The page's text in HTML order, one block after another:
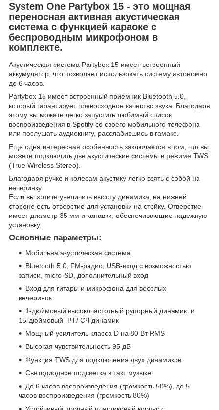
System One Partybox 15 - это мощная
переносная активная акустическая
система с функцией караоке с
беспроводным микрофоном в
комплекте.
Акустическая система Partybox 15 имеет встроенный
аккумулятор, что позволяет использовать систему автономно
до 6 часов.
Partybox 15 имеет встроенный приемник Bluetooth 5.0,
который гарантирует превосходное качество звука. Благодаря
этому вы можете легко запустить любимый список
воспроизведения в Spotify со своего мобильного телефона
или послушать аудиокнигу, расслабившись в гамаке.
Еще одна интересная особенность заключается в том, что вы
можете подключить две акустические системы в режиме TWS
(True Wireless Stereo).
Благодаря ручке и колесам акустику легко взять с собой на
вечеринку.
Если вы хотите увеличить высоту динамика, на нижней
стороне есть отверстие для установки на стойку. Отверстие
имеет диаметр 35 мм и канавки, обеспечивающие надежную
установку.
Основные параметры:
Мобильна акустическая система
Bluetooth 5.0, FM-радио, USB-вход с возможностью
записи, micro-SD, дополнительный вход
Вход для гитары и микрофона для веселых
вечеринок
1-дюймовый высокочастотный рупорный динамик и
15-дюймовый НЧ / СЧ динамик
Мощный усилитель класса D на 80 Вт RMS
Высокая чувствительность 95 дБ
Функция TWS для подключения двух динамиков
Светодиодное подсветка в такт музыке
До 6 часов воспроизведения (громкость 50%), до 5
часов воспроизведения (громкость 80%)